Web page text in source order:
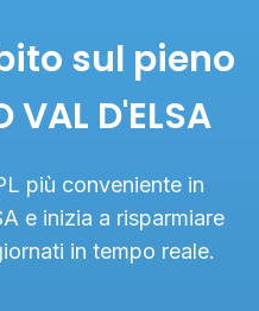
sul pieno
VAL D'ELSA
più conveniente in
e inizia a risparmiare
in tempo reale.